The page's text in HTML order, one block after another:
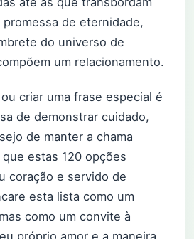
de eternidade,
do universo de
um relacionamento.
criar uma frase especial é
de demonstrar cuidado,
de manter a chama
estas 120 opções
coração e servido de
esta lista como um
como um convite à
próprio amor e a maneira